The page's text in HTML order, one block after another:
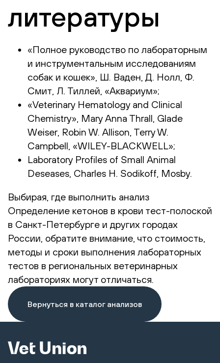
литературы
«Полное руководство по лабораторным
и инструментальным исследованиям
собак и кошек», Ш. Ваден, Д. Нолл, Ф.
Смит, Л. Тиллей, «Аквариум»;
«Veterinary Hematology and Clinical
Chemistry», Mary Anna Thrall, Glade
Weiser, Robin W. Allison, Terry W.
Campbell, «WILEY-BLACKWELL»;
Laboratory Profiles of Small Animal
Deseases, Charles H. Sodikoff, Mosby.
Выбирая, где выполнить анализ
Определение кетонов в крови тест-полоской
в Санкт-Петербурге и других городах
России, обратите внимание, что стоимость,
методы и сроки выполнения лабораторных
тестов в региональных ветеринарных
лабораториях могут отличаться.
Вернуться в каталог анализов